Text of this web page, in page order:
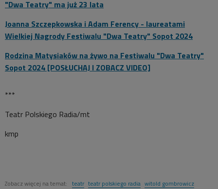
"Dwa Teatry" ma już 23 lata
Joanna Szczepkowska i Adam Ferency - laureatami
Wielkiej Nagrody Festiwalu "Dwa Teatry" Sopot 2024
Rodzina Matysiaków na żywo na Festiwalu "Dwa Teatry"
Sopot 2024 [POSŁUCHAJ I ZOBACZ VIDEO]
***
Teatr Polskiego Radia/mt
kmp
Zobacz więcej na temat: teatr teatr polskiego radia witold gombrowicz